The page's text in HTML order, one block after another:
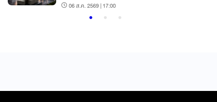
06 ส.ค. 2569 | 17:00